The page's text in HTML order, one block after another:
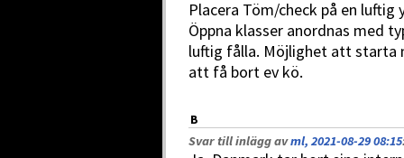
Placera Töm/check på en
Öppna klasser anordnas med
luftig fålla. Möjlighet att starta
att få bort ev kö.
B
Svar till inlägg avml, 2021-08-29 08:15